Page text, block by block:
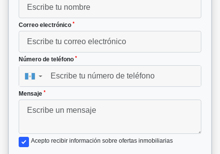
Correo electrónico *
Número de teléfono *
▼
Mensaje *
Acepto recibir información sobre ofertas inmobiliarias